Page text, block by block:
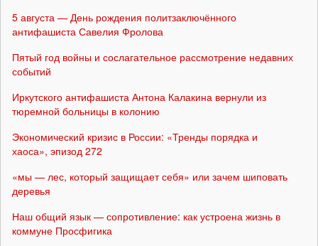
5 августа — День рождения политзаключённого
антифашиста Савелия Фролова
Пятый год войны и сослагательное рассмотрение недавних
событий
Иркутского антифашиста Антона Калакина вернули из
тюремной больницы в колонию
Экономический кризис в России: «Тренды порядка и
хаоса», эпизод 272
«мы — лес, который защищает себя» или зачем шиповать
деревья
Наш общий язык — сопротивление: как устроена жизнь в
коммуне Просфигика